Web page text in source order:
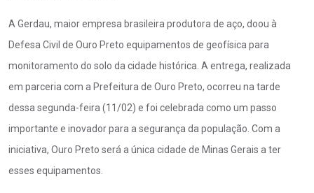
A Gerdau, maior empresa brasileira produtora de aço, doou à
Defesa Civil de Ouro Preto equipamentos de geofísica para
monitoramento do solo da cidade histórica. A entrega, realizada
em parceria com a Prefeitura de Ouro Preto, ocorreu na tarde
dessa segunda-feira (11/02) e foi celebrada como um passo
importante e inovador para a segurança da população. Com a
iniciativa, Ouro Preto será a única cidade de Minas Gerais a ter
esses equipamentos.